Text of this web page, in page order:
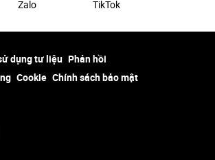
Zalo ТikТоk
dụng tư liệu Phản hồi
Cookie Chính sách bảo mật